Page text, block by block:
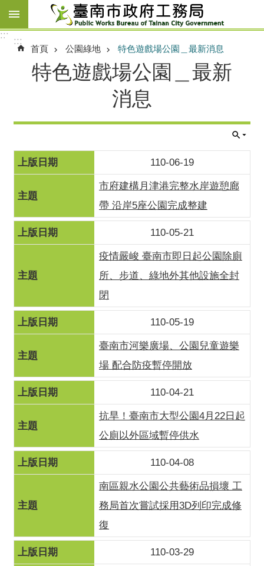
跳到主要內容區塊
:::
:::
首頁 公園綠地 特色遊戲場公園＿最新消息
特色遊戲場公園＿最新
消息
110-06-19
市府建構月津港完整水岸遊憩廊
帶 沿岸5座公園完成整建
110-05-21
疫情嚴峻 臺南市即日起公園除廁
所、步道、綠地外其他設施全封
閉
110-05-19
臺南市河樂廣場、公園兒童遊樂
場 配合防疫暫停開放
110-04-21
抗旱！臺南市大型公園4月22日起
公廁以外區域暫停供水
110-04-08
南區親水公園公共藝術品損壞 工
務局首次嘗試採用3D列印完成修
復
110-03-29